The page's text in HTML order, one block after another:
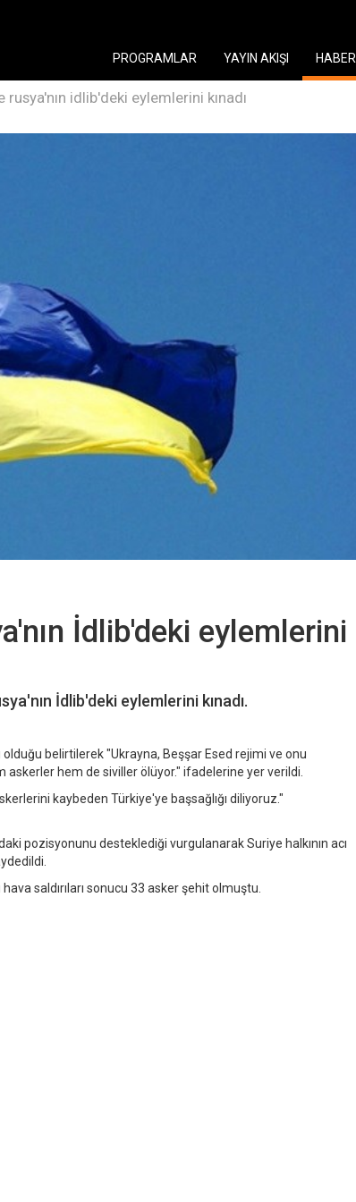
PROGRAMLAR
YAYIN AKIŞI HABER
idlib'deki eylemlerini kınadı
İdlib'deki eylemlerini
İdlib'deki eylemlerini kınadı.
olduğu belirtilerek "Ukrayna, Beşşar Esed rejimi ve onu
askerler hem de siviller ölüyor." ifadelerine yer verildi.
kaybeden Türkiye'ye başsağlığı diliyoruz."
pozisyonunu desteklediği vurgulanarak Suriye halkının acı
saldırıları sonucu 33 asker şehit olmuştu.